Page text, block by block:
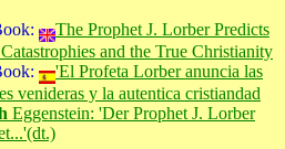
The Prophet J. Lorber Predicts
and the True Christianity
'El Profeta Lorber anuncia las
venideras y la autentica cristiandad
Eggenstein: 'Der Prophet J. Lorber